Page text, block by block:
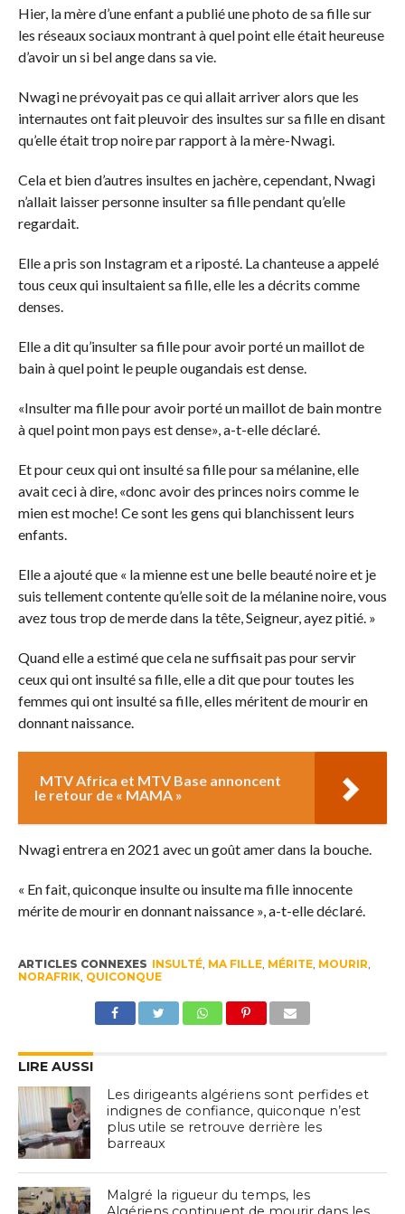
Hier, la mère d’une enfant a publié une photo de sa fille sur
les réseaux sociaux montrant à quel point elle était heureuse
d’avoir un si bel ange dans sa vie.
Nwagi ne prévoyait pas ce qui allait arriver alors que les
internautes ont fait pleuvoir des insultes sur sa fille en disant
qu’elle était trop noire par rapport à la mère-Nwagi.
Cela et bien d’autres insultes en jachère, cependant, Nwagi
n’allait laisser personne insulter sa fille pendant qu’elle
regardait.
Elle a pris son Instagram et a riposté. La chanteuse a appelé
tous ceux qui insultaient sa fille, elle les a décrits comme
denses.
Elle a dit qu’insulter sa fille pour avoir porté un maillot de
bain à quel point le peuple ougandais est dense.
«Insulter ma fille pour avoir porté un maillot de bain montre
à quel point mon pays est dense», a-t-elle déclaré.
Et pour ceux qui ont insulté sa fille pour sa mélanine, elle
avait ceci à dire, «donc avoir des princes noirs comme le
mien est moche! Ce sont les gens qui blanchissent leurs
enfants.
Elle a ajouté que « la mienne est une belle beauté noire et je
suis tellement contente qu’elle soit de la mélanine noire, vous
avez tous trop de merde dans la tête, Seigneur, ayez pitié. »
Quand elle a estimé que cela ne suffisait pas pour servir
ceux qui ont insulté sa fille, elle a dit que pour toutes les
femmes qui ont insulté sa fille, elles méritent de mourir en
donnant naissance.
MTV Africa et MTV Base annoncent
le retour de « MAMA »
Nwagi entrera en 2021 avec un goût amer dans la bouche.
« En fait, quiconque insulte ou insulte ma fille innocente
mérite de mourir en donnant naissance », a-t-elle déclaré.
ARTICLES CONNEXES INSULTÉ, MA FILLE, MÉRITE, MOURIR
NORAFRIK, QUICONQUE
LIRE AUSSI
Les dirigeants algériens sont perfides et
indignes de confiance, quiconque n’est
plus utile se retrouve derrière les
barreaux
Malgré la rigueur du temps, les